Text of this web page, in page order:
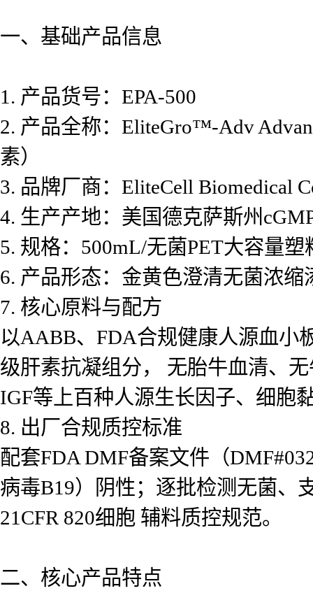
一、基础产品信息
1. 产品货号：EPA-500
2. 产品全称：EliteGro™-Adv
素）
3. 品牌厂商：EliteCell Biomedical
4. 生产产地：美国德克萨斯州
5. 规格：500mL/无菌PET大容量塑
6. 产品形态：金黄色澄清无菌浓
7. 核心原料与配方
以AABB、FDA合规健康人源血小
级肝素抗凝组分， 无胎牛血清、
IGF等上百种人源生长因子、细胞
8. 出厂合规质控标准
配套FDA DMF备案文件（
病毒B19）阴性；逐批检测无菌、
21CFR 820细胞 辅料质控规范。
二、核心产品特点